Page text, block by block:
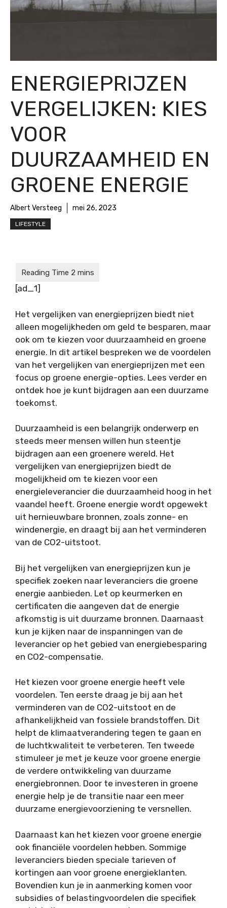
ENERGIEPRIJZEN
VERGELIJKEN: KIES
VOOR
DUURZAAMHEID EN
GROENE ENERGIE
Albert Versteeg mei 26, 2023
LIFESTYLE
[ad_1]
Het vergelijken van energieprijzen biedt niet
alleen mogelijkheden om geld te besparen, maar
ook om te kiezen voor duurzaamheid en groene
energie. In dit artikel bespreken we de voordelen
van het vergelijken van energieprijzen met een
focus op groene energie-opties. Lees verder en
ontdek hoe je kunt bijdragen aan een duurzame
toekomst.
Duurzaamheid is een belangrijk onderwerp en
steeds meer mensen willen hun steentje
bijdragen aan een groenere wereld. Het
vergelijken van energieprijzen biedt de
mogelijkheid om te kiezen voor een
energieleverancier die duurzaamheid hoog in het
vaandel heeft. Groene energie wordt opgewekt
uit hernieuwbare bronnen, zoals zonne- en
windenergie, en draagt bij aan het verminderen
van de CO2-uitstoot.
Bij het vergelijken van energieprijzen kun je
specifiek zoeken naar leveranciers die groene
energie aanbieden. Let op keurmerken en
certificaten die aangeven dat de energie
afkomstig is uit duurzame bronnen. Daarnaast
kun je kijken naar de inspanningen van de
leverancier op het gebied van energiebesparing
en CO2-compensatie.
Het kiezen voor groene energie heeft vele
voordelen. Ten eerste draag je bij aan het
verminderen van de CO2-uitstoot en de
afhankelijkheid van fossiele brandstoffen. Dit
helpt de klimaatverandering tegen te gaan en
de luchtkwaliteit te verbeteren. Ten tweede
stimuleer je met je keuze voor groene energie
de verdere ontwikkeling van duurzame
energiebronnen. Door te investeren in groene
energie help je de transitie naar een meer
duurzame energievoorziening te versnellen.
Daarnaast kan het kiezen voor groene energie
ook financiële voordelen hebben. Sommige
leveranciers bieden speciale tarieven of
kortingen aan voor groene energieklanten.
Bovendien kun je in aanmerking komen voor
subsidies of belastingvoordelen die specifiek